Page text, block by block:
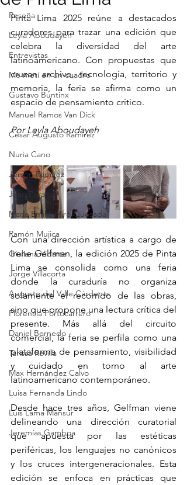
Reseña
Leyla Aboudayeh
Entrevistas
Me metí en un cuadro
Gustavo Buntinx
Manuel Ramos Van Dick
Cesar Augusto Ramirez
Nuria Cano
Jerson Ramírez
Juan Peralta
María Emilia Miró Quesada
Ramón Mujica
Giuliana Vidarte
Jorge Villacorta
Augusto del Valle Cárdenas
Florencia Portocarrero
Daniel Bernedo
Tarissa Revilla
Max Hernández Calvo
Luisa Fernanda Lindo
Luis Lama Mansur
Jeremías Gamboa
Pinta Lima 2025 reúne a destacados
curadores para trazar una edición que
celebra la diversidad del arte
latinoamericano. Con propuestas que
cruzan archivo, tecnología, territorio y
memoria, la feria se afirma como un
espacio de pensamiento crítico.
Por Leyla Aboudayeh
Con una dirección artística a cargo de
Irene Gelfman, la edición 2025 de Pinta
Lima se consolida como una feria
donde la curaduría no organiza
solamente el recorrido de las obras,
sino que propone una lectura crítica del
presente. Más allá del circuito
comercial, la feria se perfila como una
plataforma de pensamiento, visibilidad
y cuidado en torno al arte
latinoamericano contemporáneo.
Desde hace tres años, Gelfman viene
delineando una dirección curatorial
que apuesta por las estéticas
periféricas, los lenguajes no canónicos
y los cruces intergeneracionales. Esta
edición se enfoca en prácticas que